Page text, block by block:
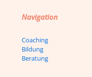
Navigation
Coaching
Bildung
Beratung